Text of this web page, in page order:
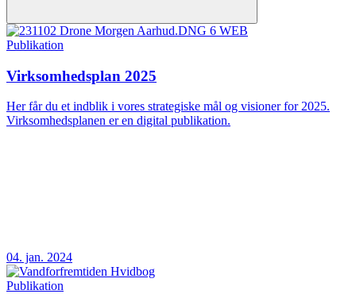
Publikation
Virksomhedsplan 2025
Her får du et indblik i vores strategiske mål og visioner for 2025.
Virksomhedsplanen er en digital publikation.
04. jan. 2024
Publikation